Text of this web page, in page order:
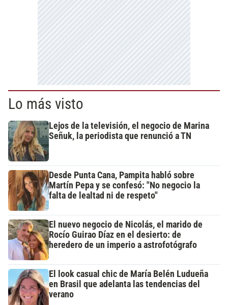
Lo más visto
Lejos de la televisión, el negocio de Marina
Señuk, la periodista que renunció a TN
Desde Punta Cana, Pampita habló sobre
Martín Pepa y se confesó: "No negocio la
falta de lealtad ni de respeto"
El nuevo negocio de Nicolás, el marido de
Rocío Guirao Díaz en el desierto: de
heredero de un imperio a astrofotógrafo
El look casual chic de María Belén Ludueña
en Brasil que adelanta las tendencias del
verano